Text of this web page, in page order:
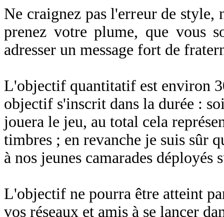
Ne craignez pas l'erreur de style,
prenez votre plume, que vous
adresser un message fort de
L'objectif quantitatif est environ
objectif s'inscrit dans la durée :
jouera le jeu, au total cela
timbres ; en revanche je suis sûr
à nos jeunes camarades déployés
L'objectif ne pourra être atteint
vos réseaux et amis à se lancer